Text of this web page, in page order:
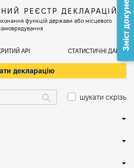
РЕЄСТР ДЕКЛАРАЦІЙ
функцій держави або місцевого
АРІ СТАТИСТИЧНІ ДАНІ
декларацію
шукати скрізь
Зміст документа